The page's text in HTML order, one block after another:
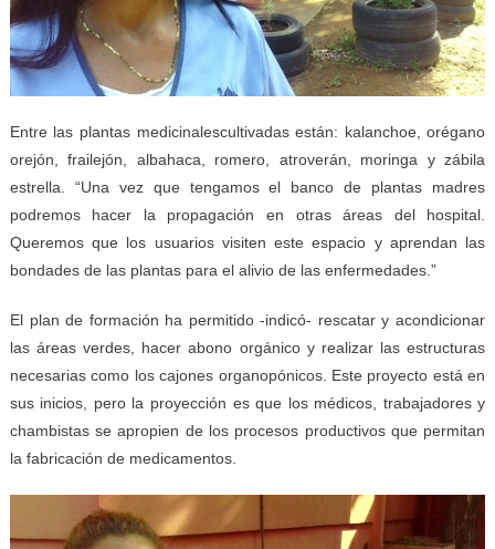
Entre las plantas medicinalescultivadas están: kalanchoe, orégano
orejón, frailejón, albahaca, romero, atroverán, moringa y zábila
estrella. “Una vez que tengamos el banco de plantas madres
podremos hacer la propagación en otras áreas del hospital.
Queremos que los usuarios visiten este espacio y aprendan las
bondades de las plantas para el alivio de las enfermedades.”
El plan de formación ha permitido -indicó- rescatar y acondicionar
las áreas verdes, hacer abono orgánico y realizar las estructuras
necesarias como los cajones organopónicos. Este proyecto está en
sus inicios, pero la proyección es que los médicos, trabajadores y
chambistas se apropien de los procesos productivos que permitan
la fabricación de medicamentos.